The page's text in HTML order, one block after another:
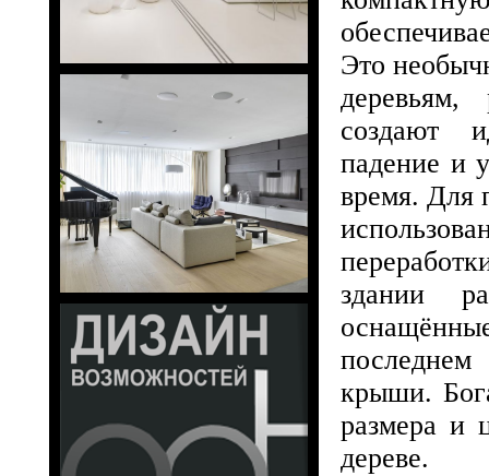
Это
деревьям,
создают
падение и
время. Для
здании
крыши.
размера и
дереве.